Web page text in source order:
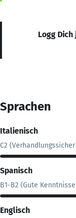
Logg
Sprachen
Italienisch
C2
Spanisch
B1-B2 (Gute
Englisch